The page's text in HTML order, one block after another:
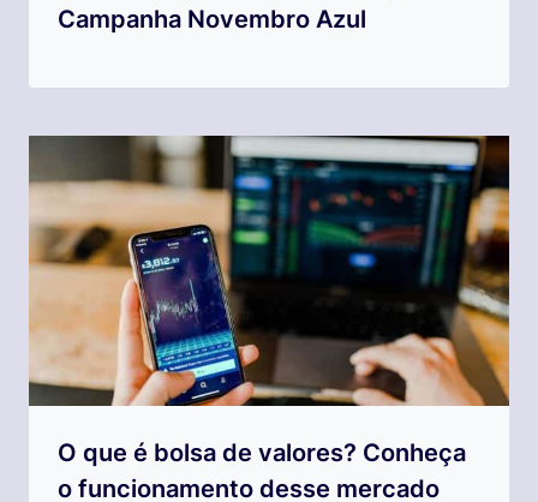
Campanha Novembro Azul
O que é bolsa de valores? Conheça
o funcionamento desse mercado